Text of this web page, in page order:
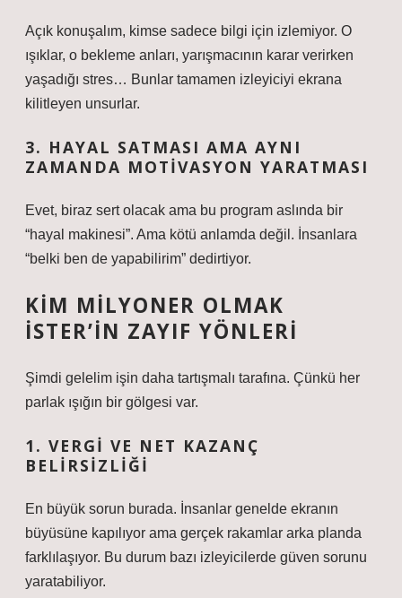
Açık konuşalım, kimse sadece bilgi için izlemiyor. O
ışıklar, o bekleme anları, yarışmacının karar verirken
yaşadığı stres… Bunlar tamamen izleyiciyi ekrana
kilitleyen unsurlar.
3. HAYAL SATMASI AMA AYNI
ZAMANDA MOTIVASYON YARATMASI
Evet, biraz sert olacak ama bu program aslında bir
“hayal makinesi”. Ama kötü anlamda değil. İnsanlara
“belki ben de yapabilirim” dedirtiyor.
KIM MILYONER OLMAK
İSTER’IN ZAYIF YÖNLERI
Şimdi gelelim işin daha tartışmalı tarafına. Çünkü her
parlak ışığın bir gölgesi var.
1. VERGI VE NET KAZANÇ
BELIRSIZLIĞI
En büyük sorun burada. İnsanlar genelde ekranın
büyüsüne kapılıyor ama gerçek rakamlar arka planda
farklılaşıyor. Bu durum bazı izleyicilerde güven sorunu
yaratabiliyor.